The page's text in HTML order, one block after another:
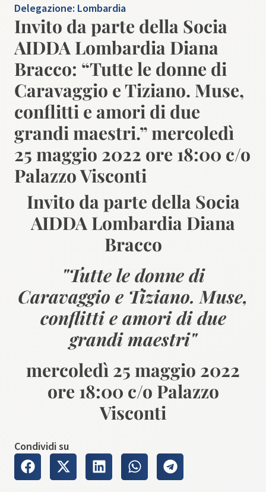
Delegazione: Lombardia
Invito da parte della Socia
AIDDA Lombardia Diana
Bracco: “Tutte le donne di
Caravaggio e Tiziano. Muse,
conflitti e amori di due
grandi maestri.” mercoledì
25 maggio 2022 ore 18:00 c/o
Palazzo Visconti
Invito da parte della Socia
AIDDA Lombardia Diana
Bracco
"Tutte le donne di
Caravaggio e Tiziano. Muse,
conflitti e amori di due
grandi maestri"
mercoledì 25 maggio 2022
ore 18:00 c/o Palazzo
Visconti
Condividi su